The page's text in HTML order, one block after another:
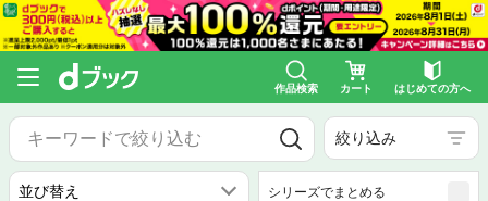
作品検索 カート はじめての方へ
絞り込み
シリーズでまとめる